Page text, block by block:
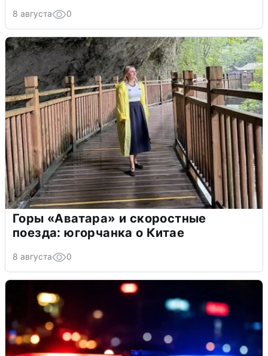
8 августа 0
Горы «Аватара» и скоростные
поезда: югорчанка о Китае
8 августа 0